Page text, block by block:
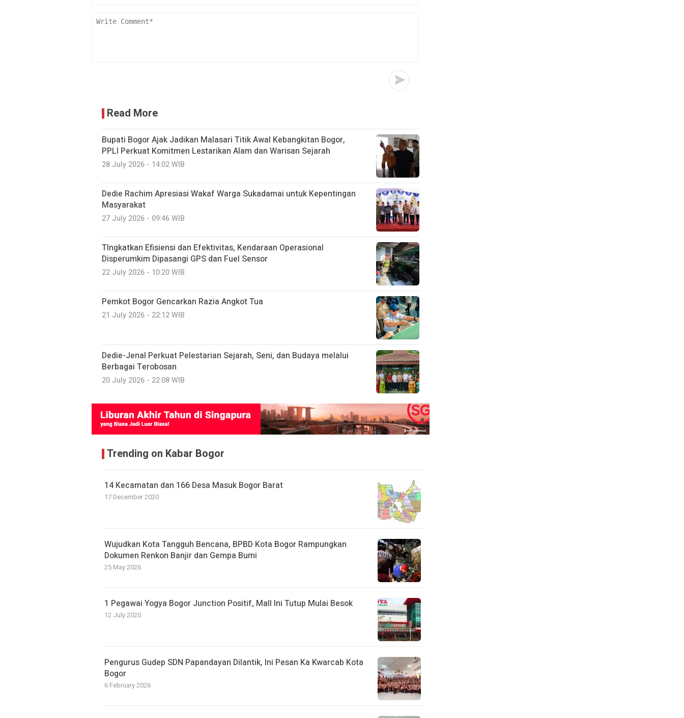
Read More
Bupati Bogor Ajak Jadikan Malasari Titik Awal Kebangkitan Bogor,
PPLI Perkuat Komitmen Lestarikan Alam dan Warisan Sejarah
28 July 2026 - 14:02 WIB
Dedie Rachim Apresiasi Wakaf Warga Sukadamai untuk Kepentingan
Masyarakat
27 July 2026 - 09:46 WIB
TIngkatkan Efisiensi dan Efektivitas, Kendaraan Operasional
Disperumkim Dipasangi GPS dan Fuel Sensor
22 July 2026 - 10:20 WIB
Pemkot Bogor Gencarkan Razia Angkot Tua
21 July 2026 - 22:12 WIB
Dedie-Jenal Perkuat Pelestarian Sejarah, Seni, dan Budaya melalui
Berbagai Terobosan
20 July 2026 - 22:08 WIB
Trending on Kabar Bogor
14 Kecamatan dan 166 Desa Masuk Bogor Barat
17 December 2020
​Wujudkan Kota Tangguh Bencana, BPBD Kota Bogor Rampungkan
Dokumen Renkon Banjir dan Gempa Bumi
25 May 2026
1 Pegawai Yogya Bogor Junction Positif, Mall Ini Tutup Mulai Besok
12 July 2020
Pengurus Gudep SDN Papandayan Dilantik, Ini Pesan Ka Kwarcab Kota
Bogor
6 February 2026